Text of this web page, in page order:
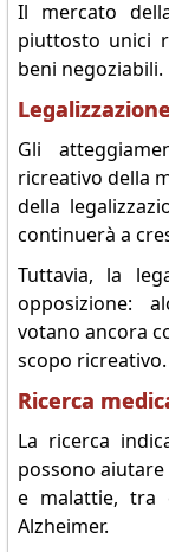
Il mercato
piuttosto unici
beni negoziabili.
Legalizzazione
Gli
ricreativo della
della
continuerà a
Tuttavia, la
opposizione:
votano ancora
scopo ricreativo.
Ricerca
La ricerca
possono
e malattie,
Alzheimer.